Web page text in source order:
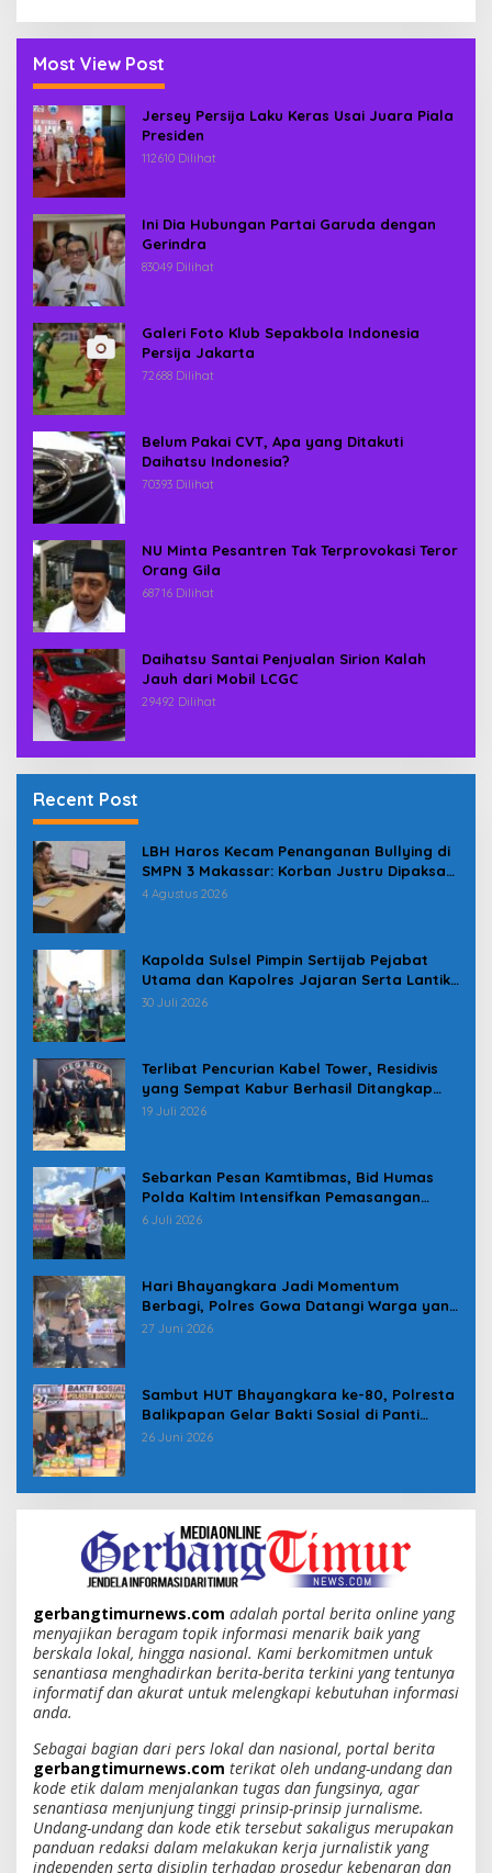
Most View Post
Jersey Persija Laku Keras Usai Juara Piala
Presiden
112610 Dilihat
Ini Dia Hubungan Partai Garuda dengan
Gerindra
83049 Dilihat
Galeri Foto Klub Sepakbola Indonesia
Persija Jakarta
72688 Dilihat
Belum Pakai CVT, Apa yang Ditakuti
Daihatsu Indonesia?
70393 Dilihat
NU Minta Pesantren Tak Terprovokasi Teror
Orang Gila
68716 Dilihat
Daihatsu Santai Penjualan Sirion Kalah
Jauh dari Mobil LCGC
29492 Dilihat
Recent Post
LBH Haros Kecam Penanganan Bullying di
SMPN 3 Makassar: Korban Justru Dipaksa
Pindah
4 Agustus 2026
Kapolda Sulsel Pimpin Sertijab Pejabat
Utama dan Kapolres Jajaran Serta Lantik
Karolog dan Kapolresta Gowa
30 Juli 2026
Terlibat Pencurian Kabel Tower, Residivis
yang Sempat Kabur Berhasil Ditangkap
Tim Gabungan di Jeneponto
19 Juli 2026
Sebarkan Pesan Kamtibmas, Bid Humas
Polda Kaltim Intensifkan Pemasangan
Spanduk serta Pembagian Stiker
6 Juli 2026
Hari Bhayangkara Jadi Momentum
Berbagi, Polres Gowa Datangi Warga yang
Membutuhkan
27 Juni 2026
Sambut HUT Bhayangkara ke-80, Polresta
Balikpapan Gelar Bakti Sosial di Panti
Asuhan Jabal Rahmah
26 Juni 2026
gerbangtimurnews.com adalah portal berita online yang
menyajikan beragam topik informasi menarik baik yang
berskala lokal, hingga nasional. Kami berkomitmen untuk
senantiasa menghadirkan berita-berita terkini yang tentunya
informatif dan akurat untuk melengkapi kebutuhan informasi
anda.
Sebagai bagian dari pers lokal dan nasional, portal berita
gerbangtimurnews.com terikat oleh undang-undang dan
kode etik dalam menjalankan tugas dan fungsinya, agar
senantiasa menjunjung tinggi prinsip-prinsip jurnalisme.
Undang-undang dan kode etik tersebut sakaligus merupakan
panduan redaksi dalam melakukan kerja jurnalistik yang
independen serta disiplin terhadap prosedur kebenaran dan